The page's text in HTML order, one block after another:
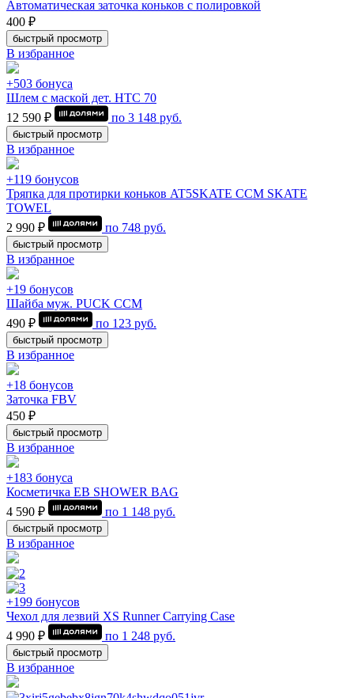
Автоматическая заточка коньков с полировкой
400 ₽
быстрый просмотр
В избранное
+503 бонуса
Шлем с маской дет. HTC 70
12 590 ₽
по 3 148 руб.
быстрый просмотр
В избранное
+119 бонусов
Тряпка для протирки коньков AT5SKATE CCM SKATE
TOWEL
2 990 ₽
по 748 руб.
быстрый просмотр
В избранное
+19 бонусов
Шайба муж. PUCK CCM
490 ₽
по 123 руб.
быстрый просмотр
В избранное
+18 бонусов
Заточка FBV
450 ₽
быстрый просмотр
В избранное
+183 бонуса
Косметичка EB SHOWER BAG
4 590 ₽
по 1 148 руб.
быстрый просмотр
В избранное
+199 бонусов
Чехол для лезвий XS Runner Carrying Case
4 990 ₽
по 1 248 руб.
быстрый просмотр
В избранное